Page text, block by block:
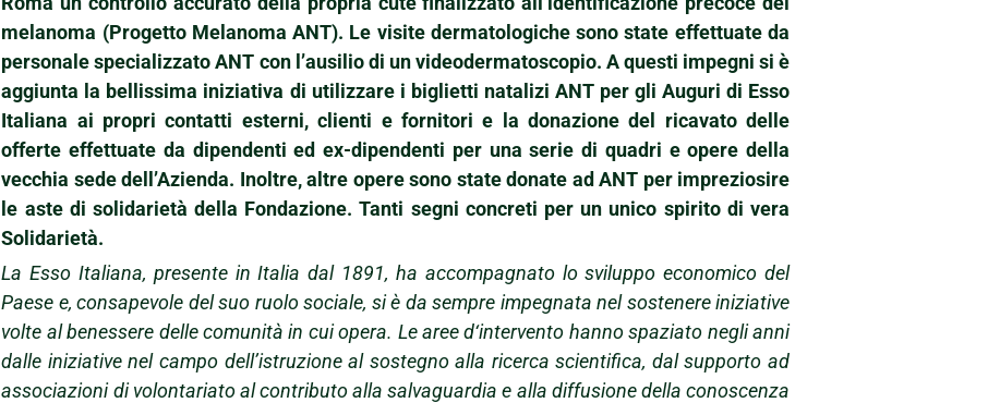
melanoma (Progetto Melanoma ANT). Le visite dermatologiche sono state effettuate da
personale specializzato ANT con l’ausilio di un videodermatoscopio. A questi impegni si è
aggiunta la bellissima iniziativa di utilizzare i biglietti natalizi ANT per gli Auguri di Esso
Italiana ai propri contatti esterni, clienti e fornitori e la donazione del ricavato delle
offerte effettuate da dipendenti ed ex-dipendenti per una serie di quadri e opere della
vecchia sede dell’Azienda. Inoltre, altre opere sono state donate ad ANT per impreziosire
le aste di solidarietà della Fondazione. Tanti segni concreti per un unico spirito di vera
Solidarietà.
La Esso Italiana, presente in Italia dal 1891, ha accompagnato lo sviluppo economico del
Paese e, consapevole del suo ruolo sociale, si è da sempre impegnata nel sostenere iniziative
volte al benessere delle comunità in cui opera. Le aree d‘intervento hanno spaziato negli anni
dalle iniziative nel campo dell’istruzione al sostegno alla ricerca scientifica, dal supporto ad
associazioni di volontariato al contributo alla salvaguardia e alla diffusione della conoscenza